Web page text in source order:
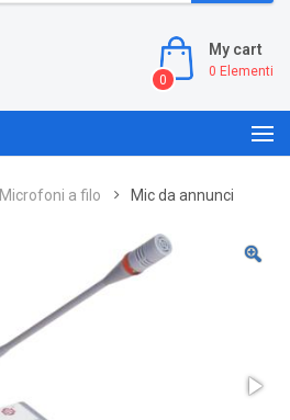
My cart
0 Elementi
0
Microfoni a filo Mic da annunci